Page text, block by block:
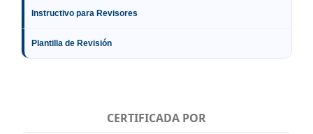
Instructivo para Revisores
Plantilla de Revisión
CERTIFICADA POR